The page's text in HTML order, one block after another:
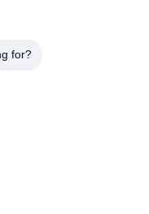
nierdzewnej
for?